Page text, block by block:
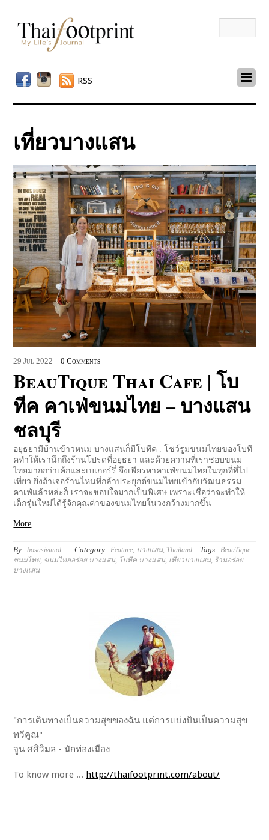
RSS
เที่ยวบางแสน
29 Jul 2022 0 Comments
BeauTique Thai Cafe | โบ
ทีค คาเฟ่ขนมไทย – บางแสน
ชลบุรี
อยุธยามีบ้านข้าวหนม บางแสนก็มีโบทีค . โชว์รูมขนมไทยของโบที
คทำให้เรานึกถึงร้านโปรดที่อยุธยา และด้วยความที่เราชอบขนม
ไทยมากกว่าเค้กและเบเกอร์รี่ จึงเพียรหาคาเฟ่ขนมไทยในทุกที่ที่ไป
เที่ยว ยิ่งถ้าเจอร้านไหนที่กล้าประยุกต์ขนมไทยเข้ากับวัฒนธรรม
คาเฟ่แล้วหล่ะก็ เราจะชอบใจมากเป็นพิเศษ เพราะเชื่อว่าจะทำให้
เด็กรุ่นใหม่ได้รู้จักคุณค่าของขนมไทยในวงกว้างมากขึ้น
More
By: bosasivimol Category: Feature, บางแสน, Thailand Tags: BeauTique
ขนมไทย, ขนมไทยอร่อย บางแสน, โบทีค บางแสน, เที่ยวบางแสน, ร้านอร่อย
บางแสน
"การเดินทางเป็นความสุขของฉัน แต่การแบ่งปันเป็นความสุข
ทวีคูณ"
จูน ศศิวิมล - นักท่องเมือง
To know more ... http://thaifootprint.com/about/